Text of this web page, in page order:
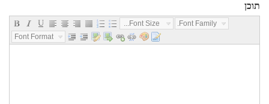
תוכן
Font Size...
Font Family...
Font Format...